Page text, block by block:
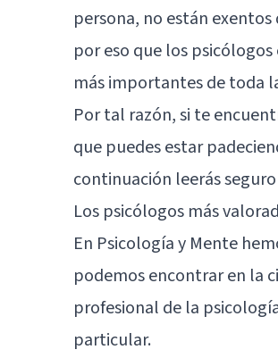
persona, no están
por eso que los
más importantes de toda
Por tal razón, si te
que puedes estar
continuación leerás
Los psicólogos más
En Psicología y Mente
podemos encontrar en la
profesional de la
particular.